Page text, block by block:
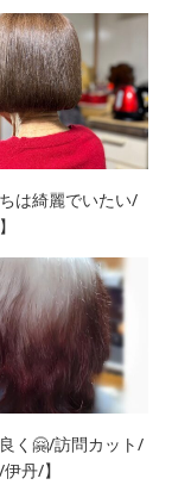
は綺麗でいたい/
良く🤗/訪問カット/
丹/】